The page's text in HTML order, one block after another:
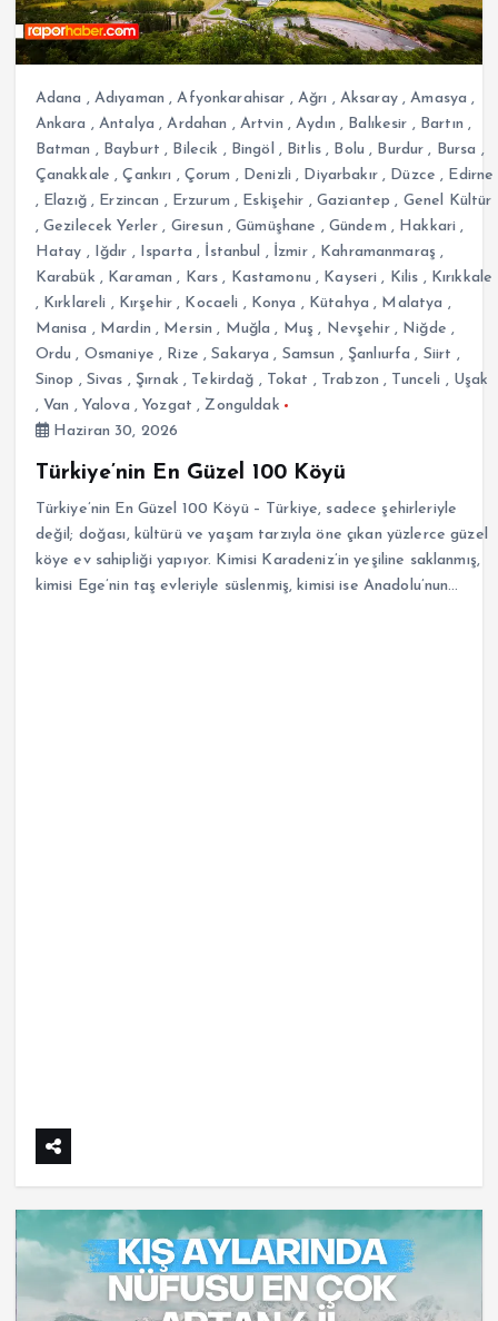
Adana , Adıyaman ,Afyonkarahisar , Ağrı , Aksaray,Amasya ,
Ankara , Antalya ,Ardahan , Artvin ,Aydın , Balıkesir , Bartın ,
Batman , Bayburt , Bilecik , Bingöl , Bitlis , Bolu , Burdur , Bursa ,
Çanakkale ,Çankırı , Çorum , Denizli , Diyarbakır, Düzce , Edirne
, Elazığ, Erzincan , Erzurum , Eskişehir , Gaziantep , Genel Kültür
, Gezilecek Yerler , Giresun ,Gümüşhane , Gündem , Hakkari ,
Hatay , Iğdır , Isparta , İstanbul , İzmir, Kahramanmaraş ,
Karabük , Karaman , Kars , Kastamonu , Kayseri , Kilis , Kırıkkale
, Kırklareli , Kırşehir, Kocaeli , Konya , Kütahya , Malatya ,
Manisa , Mardin , Mersin , Muğla , Muş , Nevşehir, Niğde ,
Ordu , Osmaniye , Rize ,Sakarya , Samsun , Şanlıurfa , Siirt ,
Sinop , Sivas , Şırnak , Tekirdağ , Tokat , Trabzon , Tunceli , Uşak
, Van , Yalova ,Yozgat ,Zonguldak
Haziran 30, 2026
Türkiye’nin En Güzel 100 Köyü
Türkiye’nin En Güzel 100 Köyü – Türkiye, sadece şehirleriyle
değil; doğası, kültürü ve yaşam tarzıyla öne çıkan yüzlerce güzel
köye ev sahipliği yapıyor. Kimisi Karadeniz’in yeşiline saklanmış,
kimisi Ege’nin taş evleriyle süslenmiş, kimisi ise Anadolu’nun…